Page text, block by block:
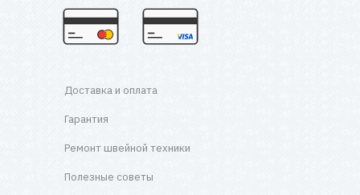
Доставка и оплата
Гарантия
Ремонт швейной техники
Полезные советы